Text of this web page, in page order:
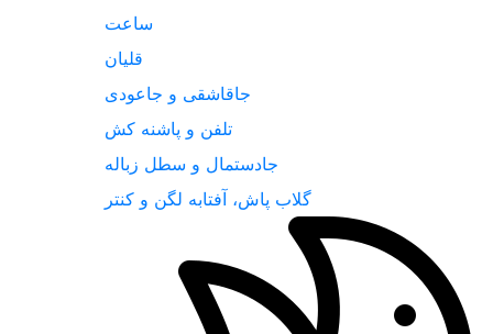
ساعت
قلیان
جاقاشقی و جاعودی
تلفن و پاشنه کش
جادستمال و سطل زباله
گلاب پاش، آفتابه لگن و کنتر